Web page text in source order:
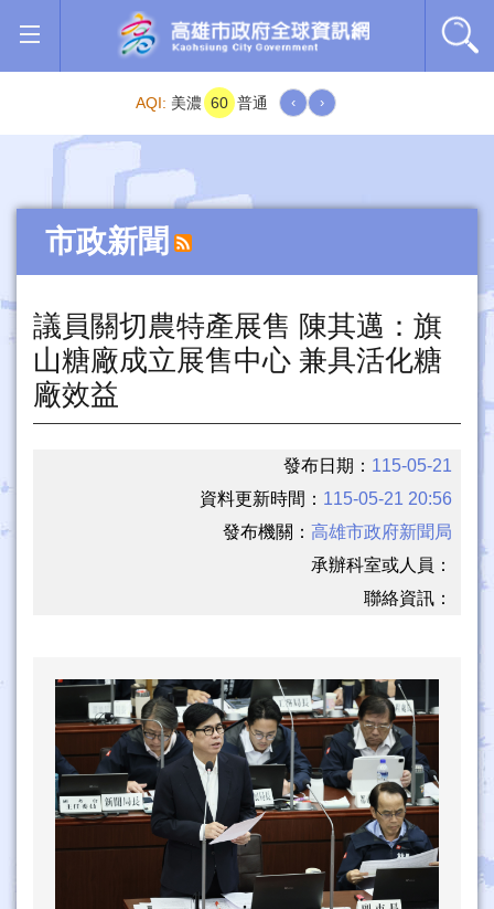
跳到主要內容區塊
AQI: 美濃 60 普通 ‹ ›
市政新聞
議員關切農特產展售 陳其邁：旗
山糖廠成立展售中心 兼具活化糖
廠效益
發布日期： 115-05-21
資料更新時間： 115-05-21 20:56
發布機關：高雄市政府新聞局
承辦科室或人員：
聯絡資訊：